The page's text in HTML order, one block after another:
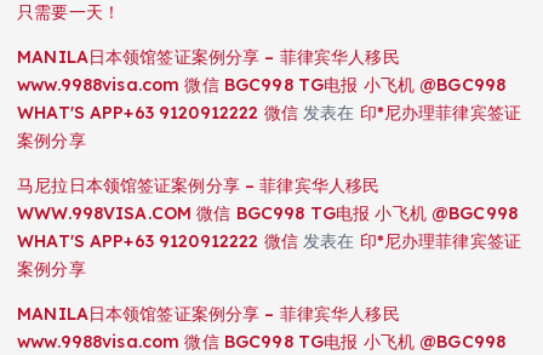
只需要一天！
MANILA日本领馆签证案例分享 – 菲律宾华人移民
www.9988visa.com 微信 BGC998 TG电报 小飞机 @BGC998
WHAT'S APP+63 9120912222 微信发表在 印*尼办理菲律宾签证
案例分享
马尼拉日本领馆签证案例分享 – 菲律宾华人移民
WWW.998VISA.COM 微信 BGC998 TG电报 小飞机 @BGC998
WHAT'S APP+63 9120912222 微信发表在 印*尼办理菲律宾签证
案例分享
MANILA日本领馆签证案例分享 – 菲律宾华人移民
www.9988visa.com 微信 BGC998 TG电报 小飞机 @BGC998